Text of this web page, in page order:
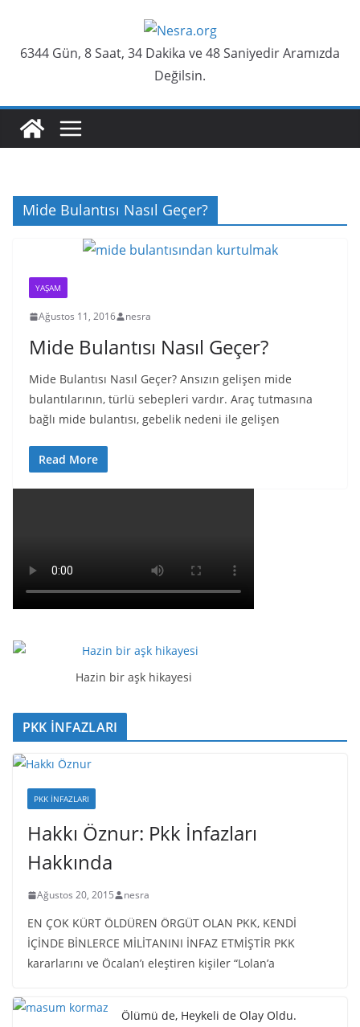
content
6344 Gün, 8 Saat, 34 Dakika ve 48 Saniyedir Aramızda
Değilsin.
Mide Bulantısı Nasıl Geçer?
YAŞAM
Ağustos 11, 2016 nesra
Mide Bulantısı Nasıl Geçer?
Mide Bulantısı Nasıl Geçer? Ansızın gelişen mide
bulantılarının, türlü sebepleri vardır. Araç tutmasına
bağlı mide bulantısı, gebelik nedeni ile gelişen
Read More
Hazin bir aşk hikayesi
PKK İNFAZLARI
PKK İNFAZLARI
Hakkı Öznur: Pkk İnfazları
Hakkında
Ağustos 20, 2015 nesra
EN ÇOK KÜRT ÖLDÜREN ÖRGÜT OLAN PKK, KENDİ
İÇİNDE BİNLERCE MİLİTANINI İNFAZ ETMİŞTİR PKK
kararlarını ve Öcalan’ı eleştiren kişiler “Lolan’a
Ölümü de, Heykeli de Olay Oldu.